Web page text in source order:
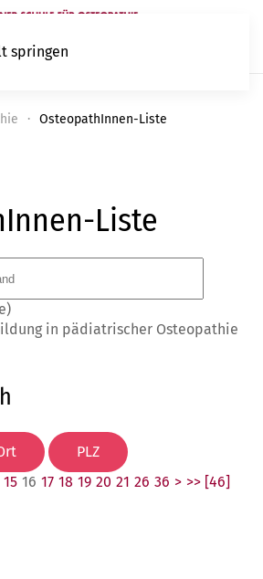
springen
OsteopathInnen-Liste
Liste
in pädiatrischer Osteopathie
15 16 17 18 19 20 21 26 36 > >> [46]